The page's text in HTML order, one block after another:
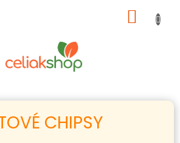
KOŠÍK
CHIPSY